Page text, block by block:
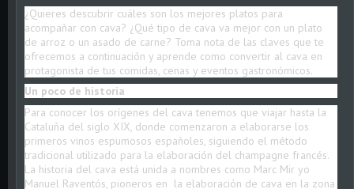
¿Quieres descubrir cuáles son los mejores platos para
acompañar con cava? ¿Qué tipo de cava va mejor con un plato
de arroz o un asado de carne? Toma nota de las claves que te
ofrecemos a continuación y aprende como convertir al cava en
protagonista de tus comidas, cenas y eventos gastronómicos.
Un poco de historia
Para conocer los orígenes del cava tenemos que viajar hasta la
Cataluña del siglo XIX, donde comenzaron a elaborarse los
primeros vinos espumosos españoles, siguiendo el método
tradicional utilizado para la elaboración del champagne francés.
La historia del cava está unida a nombres como Marc Mir yo
Manuel Raventós, pioneros en la elaboración de cava en la zona